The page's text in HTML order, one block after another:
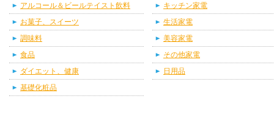
アルコール＆ビールテイスト飲料
お菓子、スイーツ
調味料
食品
ダイエット、健康
基礎化粧品
キッチン家電
生活家電
美容家電
その他家電
日用品